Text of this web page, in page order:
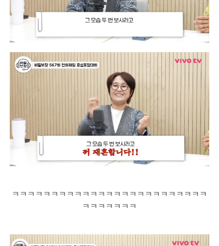
ㅋㅋㅋㅋㅋㅋㅋㅋㅋㅋㅋㅋㅋㅋㅋㅋㅋㅋㅋㅋㅋㅋㅋㅋㅋ
ㅋㅋㅋㅋㅋㅋㅋ